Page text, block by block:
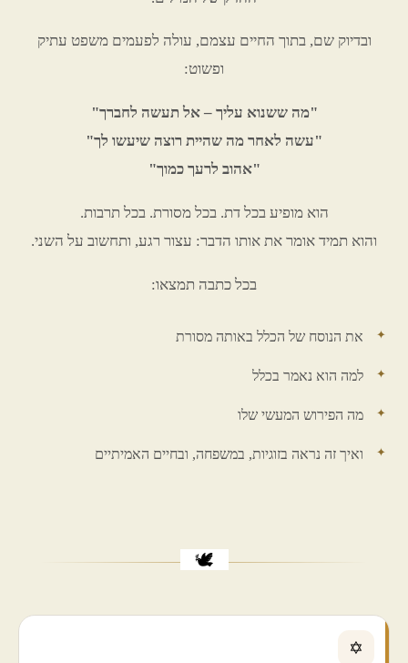
ובדיוק שם, בתוך החיים עצמם, עולה לפעמים משפט עתיק
ופשוט:
"מה ששנוא עליך – אל תעשה לחברך"
"עשה לאחר מה שהיית רוצה שיעשו לך"
"אהוב לרעך כמוך"
הוא מופיע בכל דת. בכל מסורת. בכל תרבות.
והוא תמיד אומר את אותו הדבר: עצור רגע, ותחשוב על השני.
בכל כתבה תמצאו:
את הנוסח של הכלל באותה מסורת
למה הוא נאמר בכלל
מה הפירוש המעשי שלו
ואיך זה נראה בזוגיות, במשפחה, ובחיים האמיתיים
🕊️
✡️